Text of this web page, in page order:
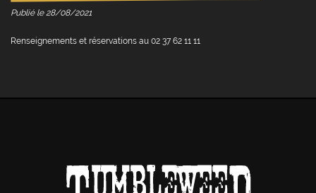
Publié le28/08/2021
Renseignements et réservations au 02 37 62 11 11